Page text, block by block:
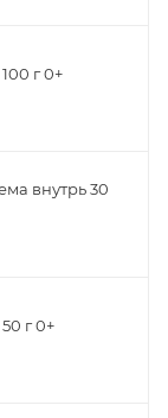
г 0+
внутрь 30
г 0+